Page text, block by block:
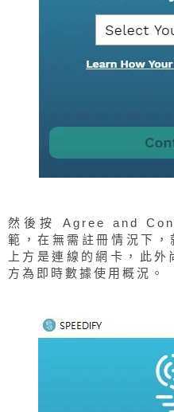
然後按 Agree and
範，在無需註冊情況下
上方是連線的網卡，此
方為即時數據使用概況。